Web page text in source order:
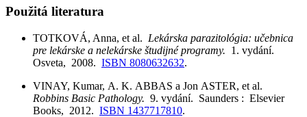
Použitá literatura
TOTKOVÁ, Anna, et al. Lekárska parazitológia: učebnica
pre lekárske a nelekárske študijné programy. 1. vydání.
Osveta, 2008. ISBN 8080632632.
VINAY, Kumar, A. K. ABBAS a Jon ASTER, et al.
Robbins Basic Pathology. 9. vydání. Saunders : Elsevier
Books, 2012. ISBN 1437717810.